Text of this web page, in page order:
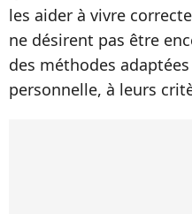
les aider à vivre
ne désirent pas être
des méthodes
personnelle, à leurs